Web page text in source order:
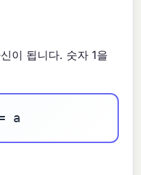
이 됩니다. 숫자 1을
a